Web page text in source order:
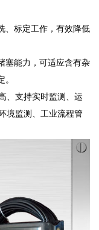
、标定工作，有效降低
塞能力，可适应含有杂
、支持实时监测、运
境监测、工业流程管